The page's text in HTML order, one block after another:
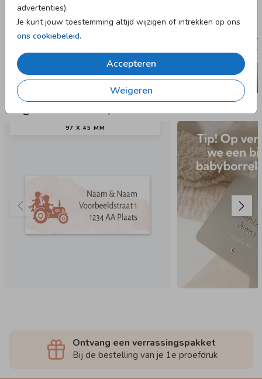
advertenties).
Je kunt jouw toestemming altijd wijzigen of intrekken op ons
ons cookiebeleid.
Accepteren
Weigeren
97 X 45 MM
Ontvang een verrassingspakket
Bij de bestelling van je 1e proefdruk